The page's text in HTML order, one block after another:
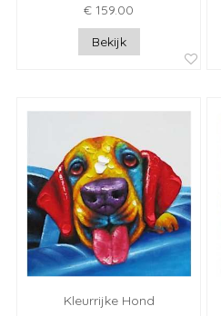
€ 159.00
Bekijk
Kleurrijke Hond